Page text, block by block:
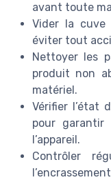
avant toute
Vider la cuve
éviter tout
Nettoyer les
produit non
matériel.
Vérifier l’état
pour
l’appareil.
Contrôler